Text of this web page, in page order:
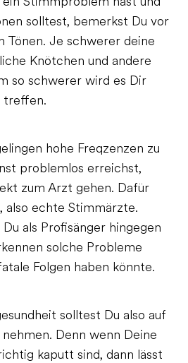
solltest, bemerkst Du vor
Tönen. Je schwerer deine
Knötchen und andere
so schwerer wird es Dir
treffen.
hohe Freqzenzen zu
problemlos erreichst,
zum Arzt gehen. Dafür
also echte Stimmärzte.
als Profisänger hingegen
solche Probleme
Folgen haben könnte.
solltest Du also auf
Denn wenn Deine
kaputt sind, dann lässt